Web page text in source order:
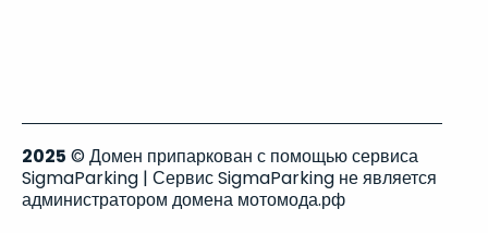
2025 © Домен припаркован с помощью сервиса
SigmaParking | Сервис SigmaParking не является
администратором домена мотомода.рф